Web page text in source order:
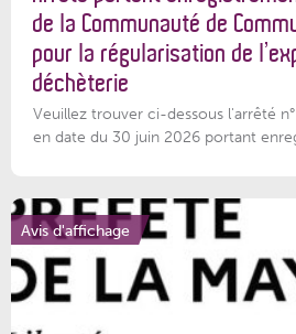
de la Communauté de
pour la régularisation de
déchèterie
Veuillez trouver ci-dessous l'arrêté
en date du 30 juin 2026 portant
Avis d'affichage